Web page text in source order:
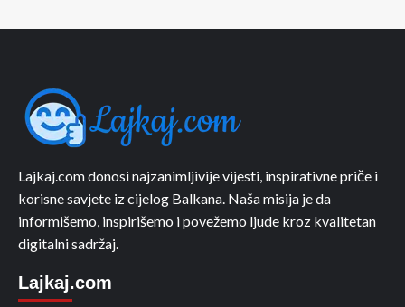
Lajkaj.com donosi najzanimljivije vijesti, inspirativne priče i
korisne savjete iz cijelog Balkana. Naša misija je da
informišemo, inspirišemo i povežemo ljude kroz kvalitetan
digitalni sadržaj.
Lajkaj.com